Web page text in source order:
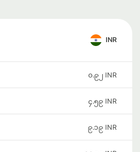
INR
၀.၉၂ INR
၄.၅၉ INR
၉.၁၉ INR